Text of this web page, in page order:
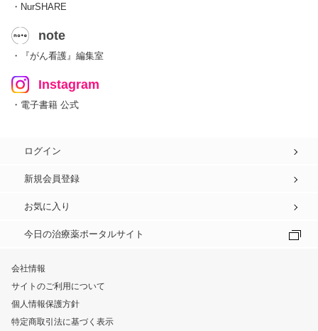
・NurSHARE
note
・『がん看護』編集室
Instagram
・電子書籍 公式
ログイン
新規会員登録
お気に入り
今日の治療薬ポータルサイト
会社情報
サイトのご利用について
個人情報保護方針
特定商取引法に基づく表示